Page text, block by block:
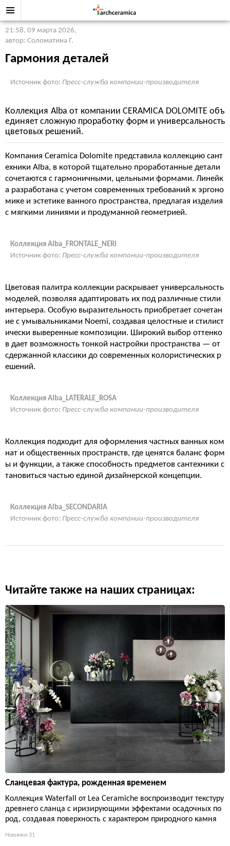
21:58, 09 марта 2026,
автор: Соломатина Г.
Гармония деталей
Источник фото: Пресс-служба компании-производителя
Коллекция Alba от компании CERAMICA DOLOMITE объ
единяет сложную проработку форм и универсальность
цветовых решений.
Компания Ceramica Dolomite представила коллекцию сант
ехники Alba, в которой тщательно проработанные детали
сочетаются с гармоничными, цельными формами. Линейк
а разработана с учетом современных требований к эргоно
мике и эстетике ванного пространства, предлагая изделия
с мягкими линиями и продуманной геометрией.
Коллекция Alba_FRONTALE_NERI
Источник фото: Пресс-служба компании-производителя
Цветовая палитра коллекции раскрывает универсальность
моделей, позволяя адаптировать их под различные стили
интерьера. Особую выразительность приобретает сочетан
ие с умывальниками Noemi, создавая целостные и стилист
ически выверенные композиции. Широкий выбор оттенко
в дает возможность тонкой настройки пространства — от
сдержанной классики до современных колористических р
ешений.
Коллекция Alba_LATERALE_ROSA
Источник фото: Пресс-служба компании-производителя
Коллекция подходит для оформления частных ванных ком
нат и общественных пространств, где ценятся баланс форм
ы и функции, а также способность предметов сантехники с
тановиться частью единой дизайнерской концепции.
Коллекция Alba_SECONDARIA
Источник фото: Пресс-служба компании-производителя
Читайте также на наших страницах:
Сланцевая фактура, рожденная временем
Коллекция Waterfall от Lea Ceramiche воспроизводит текстуру
древнего сланца с иризирующими эффектами осадочных по
род, создавая поверхность с характером природного камня
Новинки 31